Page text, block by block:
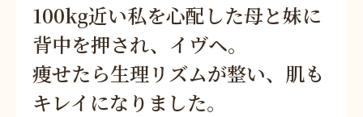
100kg近い私を心配した母と妹に
背中を押され、イヴヘ。
痩せたら生理リズムが整い、肌も
キレイになりました。